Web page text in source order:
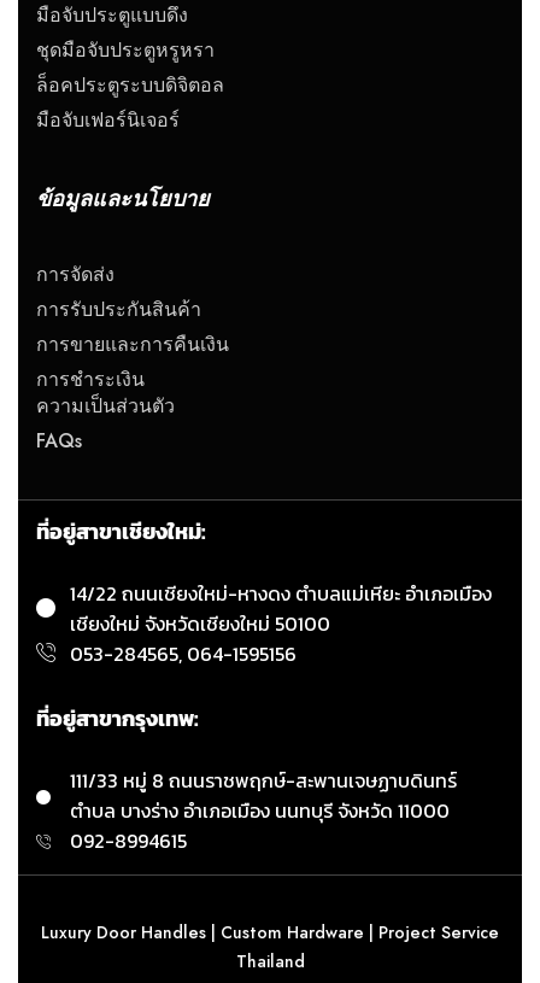
มือจับประตูแบบดึง
ชุดมือจับประตูหรูหรา
ล็อคประตูระบบดิจิตอล
มือจับเฟอร์นิเจอร์
ข้อมูลและนโยบาย
การจัดส่ง
การรับประกันสินค้า
การขายและการคืนเงิน
การชำระเงิน
ความเป็นส่วนตัว
FAQs
ที่อยู่สาขาเชียงใหม่:
14/22 ถนนเชียงใหม่-หางดง ตำบลแม่เหียะ อำเภอเมือง
เชียงใหม่ จังหวัดเชียงใหม่ 50100
053-284565, 064-1595156
ที่อยู่สาขากรุงเทพ:
111/33 หมู่ 8 ถนนราชพฤกษ์-สะพานเจษฏาบดินทร์
ตำบล บางร่าง อำเภอเมือง นนทบุรี จังหวัด 11000
092-8994615
Luxury Door Handles | Custom Hardware | Project Service
Thailand